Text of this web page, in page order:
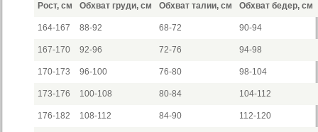
Рост, см Обхват груди, см Обхват талии, см Обхват бедер, см
164-167 88-92 68-72 90-94
167-170 92-96 72-76 94-98
170-173 96-100 76-80 98-104
173-176 100-108 80-84 104-112
176-182 108-112 84-90 112-120